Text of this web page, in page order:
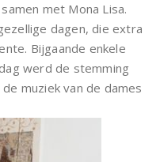
met Mona Lisa.
dagen, die extra
Bijgaande enkele
werd de stemming
muziek van de dames